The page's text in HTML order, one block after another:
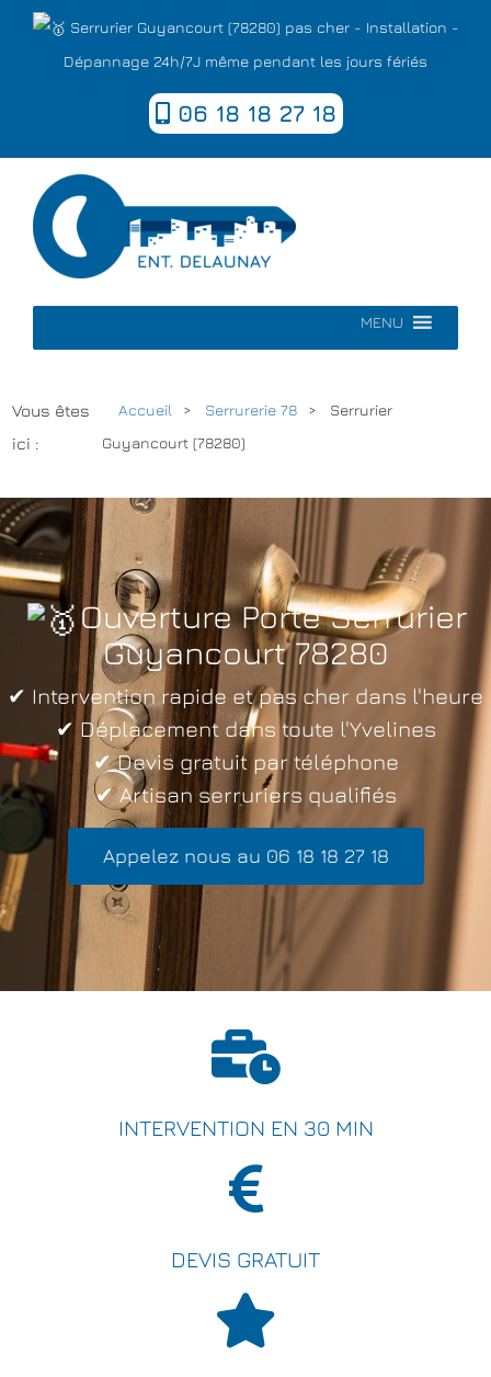
Serrurier Guyancourt (78280) pas cher - Installation -
Dépannage 24h/7J même pendant les jours fériés
06 18 18 27 18
MENU
Vous êtes
ici :
Accueil Serrurerie 78
Serrurier
Guyancourt (78280)
Ouverture Porte Serrurier
Guyancourt 78280
✔ Intervention rapide et pas cher dans l'heure
✔ Déplacement dans toute l'Yvelines
✔ Devis gratuit par téléphone
✔ Artisan serruriers qualifiés
Appelez nous au 06 18 18 27 18
INTERVENTION EN 30 MIN
DEVIS GRATUIT